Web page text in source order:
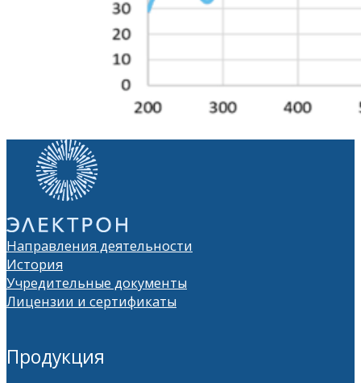
Направления деятельности
История
Учредительные документы
Лицензии и сертификаты
Продукция